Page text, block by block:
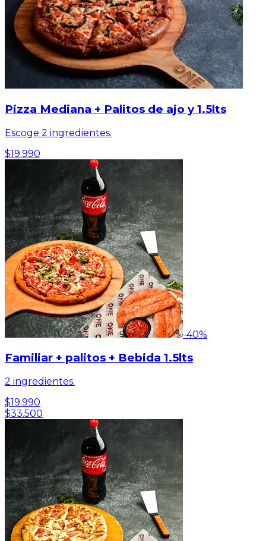
Pizza Mediana + Palitos de ajo y 1.5lts
Escoge 2 ingredientes.
$19.990
-40%
Familiar + palitos + Bebida 1.5lts
2 ingredientes.
$19.990
$33.500